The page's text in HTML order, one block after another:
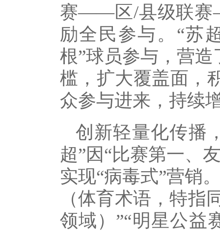
赛——区/县级联赛
励全民参与。“苏
根”球员参与，营造
槛，扩大覆盖面，
众参与进来，持续
创新轻量化传播
超”因“比赛第一、
实现“病毒式”营销
（体育术语，特
领域）”“明星公益